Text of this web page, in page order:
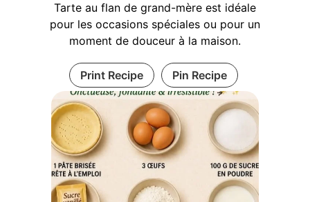
Tarte au flan de grand-mère est idéale
pour les occasions spéciales ou pour un
moment de douceur à la maison.
Print Recipe Pin Recipe